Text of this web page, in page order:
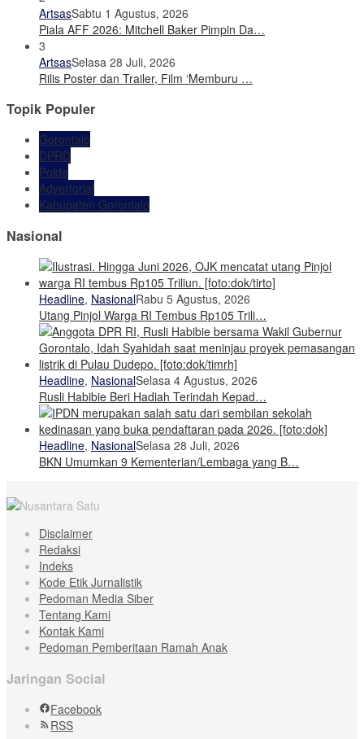
ArtsasSabtu 1 Agustus, 2026
Piala AFF 2026: Mitchell Baker Pimpin Da…
3
ArtsasSelasa 28 Juli, 2026
Rilis Poster dan Trailer, Film ‘Memburu …
Topik Populer
Gorontalo
DPRD
Polda
Advertorial
Kabupaten Gorontalo
Nasional
Headline, NasionalRabu 5 Agustus, 2026
Utang Pinjol Warga RI Tembus Rp105 Trili…
Headline, NasionalSelasa 4 Agustus, 2026
Rusli Habibie Beri Hadiah Terindah Kepad…
Headline, NasionalSelasa 28 Juli, 2026
BKN Umumkan 9 Kementerian/Lembaga yang B…
Disclaimer
Redaksi
Indeks
Kode Etik Jurnalistik
Pedoman Media Siber
Tentang Kami
Kontak Kami
Pedoman Pemberitaan Ramah Anak
Jaringan Social
Facebook
RSS